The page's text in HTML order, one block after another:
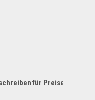
für Preise